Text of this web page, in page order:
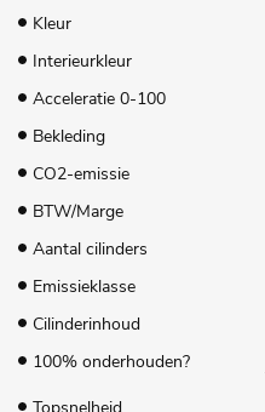
Kleur
Interieurkleur
Acceleratie 0-100
Bekleding
CO2-emissie
BTW/Marge
Aantal cilinders
Emissieklasse
Cilinderinhoud
100% onderhouden?